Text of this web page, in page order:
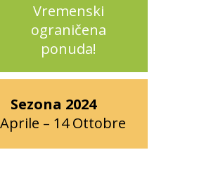
Vremenski
ograničena
ponuda!
Sezona 2024
– 14 Ottobre